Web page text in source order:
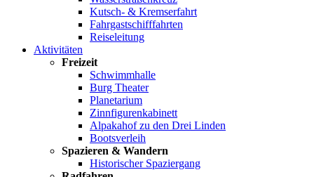
Kutsch- & Kremserfahrt
Fahrgastschifffahrten
Reiseleitung
Aktivitäten
Freizeit
Schwimmhalle
Burg Theater
Planetarium
Zinnfigurenkabinett
Alpakahof zu den Drei Linden
Bootsverleih
Spazieren & Wandern
Historischer Spaziergang